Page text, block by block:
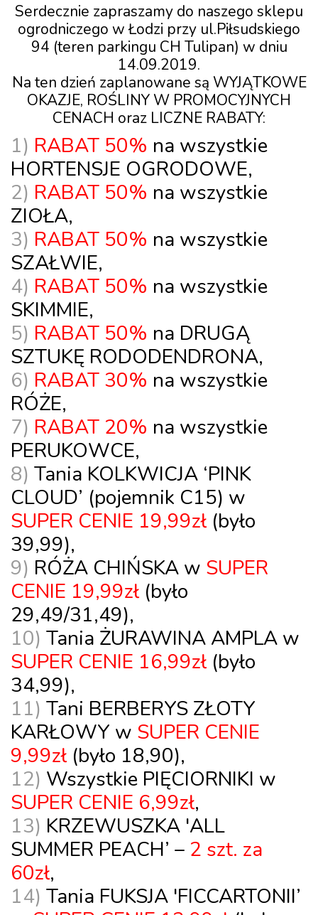
Serdecznie zapraszamy do naszego sklepu
ogrodniczego w Łodzi przy ul.Piłsudskiego
94 (teren parkingu CH Tulipan) w dniu
14.09.2019.
Na ten dzień zaplanowane są WYJĄTKOWE
OKAZJE, ROŚLINY W PROMOCYJNYCH
CENACH oraz LICZNE RABATY:
1) RABAT 50% na wszystkie
HORTENSJE OGRODOWE,
2) RABAT 50% na wszystkie
ZIOŁA,
3) RABAT 50% na wszystkie
SZAŁWIE,
4) RABAT 50% na wszystkie
SKIMMIE,
5) RABAT 50% na DRUGĄ
SZTUKĘ RODODENDRONA,
6) RABAT 30% na wszystkie
RÓŻE,
7) RABAT 20% na wszystkie
PERUKOWCE,
8) Tania KOLKWICJA ‘PINK
CLOUD’ (pojemnik C15) w
SUPER CENIE 19,99zł (było
39,99),
9) RÓŻA CHIŃSKA w SUPER
CENIE 19,99zł (było
29,49/31,49),
10) Tania ŻURAWINA AMPLA w
SUPER CENIE 16,99zł (było
34,99),
11) Tani BERBERYS ZŁOTY
KARŁOWY w SUPER CENIE
9,99zł (było 18,90),
12) Wszystkie PIĘCIORNIKI w
SUPER CENIE 6,99zł,
13) KRZEWUSZKA 'ALL
SUMMER PEACH’ – 2 szt. za
60zł,
14) Tania FUKSJA 'FICCARTONII’